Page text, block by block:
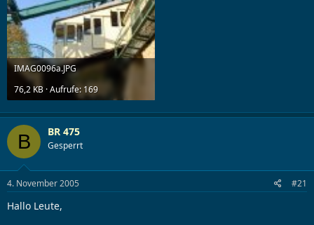
IMAG0096a.JPG
76,2 KB · Aufrufe: 169
B BR 475
Gesperrt
4. November 2005 #21
Hallo Leute,